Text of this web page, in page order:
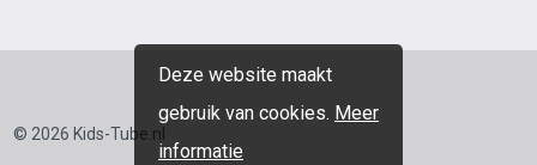
Deze website maakt
gebruik van cookies. Meer
informatie
© 2026 Kids-Tube.nl